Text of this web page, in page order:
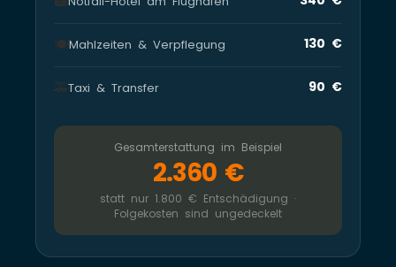
🍽️Mahlzeiten & Verpflegung 130 €
🚕Taxi & Transfer 90 €
Gesamterstattung im Beispiel
2.360 €
statt nur 1.800 € Entschädigung ·
Folgekosten sind ungedeckelt